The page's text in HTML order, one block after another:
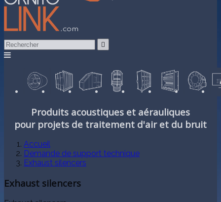

Produits acoustiques et aérauliques
pour projets de traitement d'air et du bruit
Accueil
Demande de support technique
Exhaust silencers
Exhaust silencers